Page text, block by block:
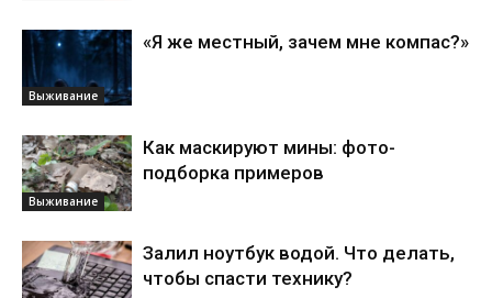
Выживание
«Я же местный, зачем мне компас?»
Выживание
Как маскируют мины: фото-
подборка примеров
Залил ноутбук водой. Что делать,
чтобы спасти технику?